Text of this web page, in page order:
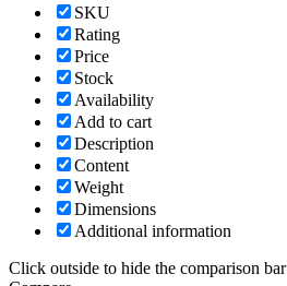
SKU
Rating
Price
Stock
Availability
Add to cart
Description
Content
Weight
Dimensions
Additional information
Click outside to hide the comparison bar